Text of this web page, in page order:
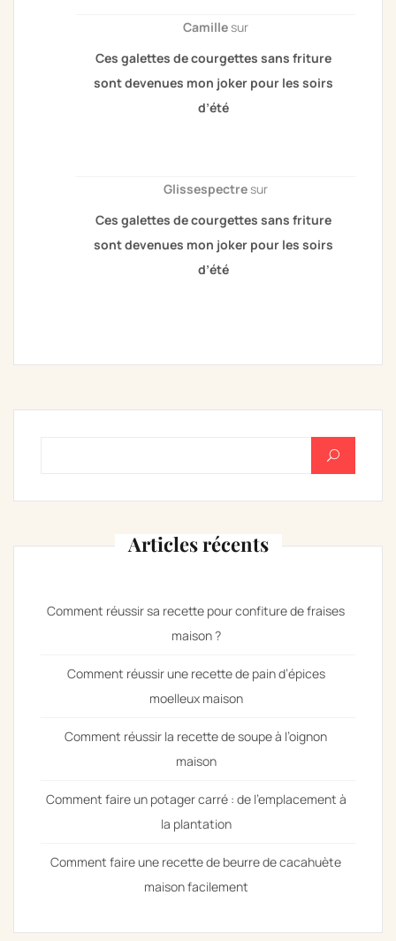
Camillesur
Ces galettes de courgettes sans friture
sont devenues mon joker pour les soirs
d’été
Glissespectresur
Ces galettes de courgettes sans friture
sont devenues mon joker pour les soirs
d’été
Articles récents
Comment réussir sa recette pour confiture de fraises
maison ?
Comment réussir une recette de pain d’épices
moelleux maison
Comment réussir la recette de soupe à l’oignon
maison
Comment faire un potager carré : de l’emplacement à
la plantation
Comment faire une recette de beurre de cacahuète
maison facilement